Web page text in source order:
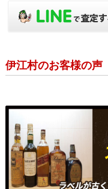
伊江村のお客様の声